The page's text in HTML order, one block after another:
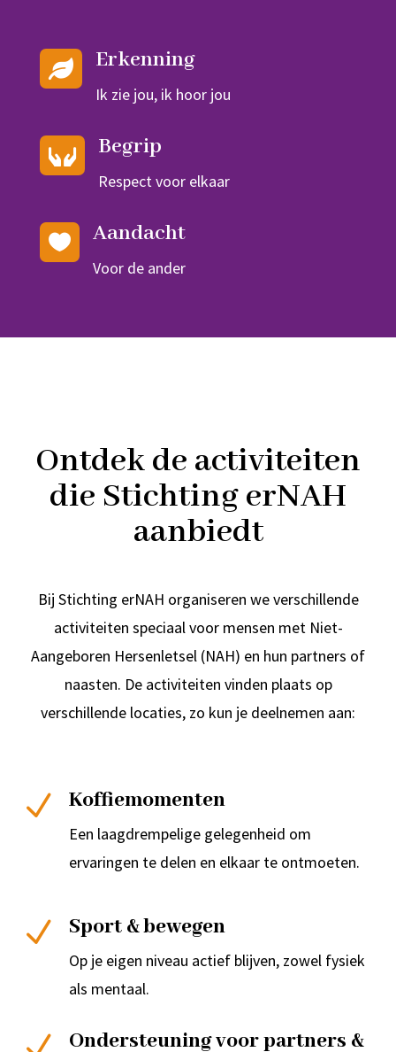
 Erkenning
Ik zie jou, ik hoor jou
 Begrip
Respect voor elkaar
 Aandacht
Voor de ander
Ontdek de activiteiten
die Stichting erNAH
aanbiedt
Bij Stichting erNAH organiseren we verschillende
activiteiten speciaal voor mensen met Niet-
Aangeboren Hersenletsel (NAH) en hun partners of
naasten. De activiteiten vinden plaats op
verschillende locaties, zo kun je deelnemen aan:
N Koffiemomenten
Een laagdrempelige gelegenheid om
ervaringen te delen en elkaar te ontmoeten.
N Sport & bewegen
Op je eigen niveau actief blijven, zowel fysiek
als mentaal.
Ondersteuning voor partners &